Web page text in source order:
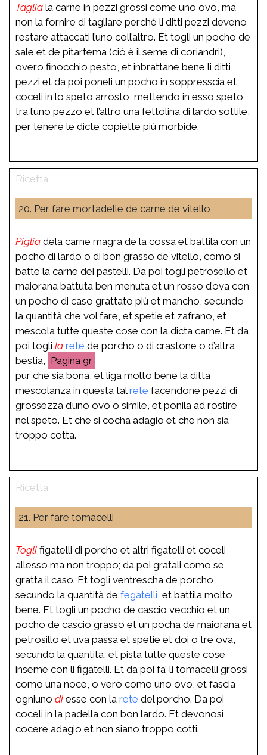
Taglia la carne in pezzi grossi come uno ovo, ma
non la fornire di tagliare perché li ditti pezzi deveno
restare attaccati l’uno coll’altro. Et togli un pocho de
sale et de pitartema (ciò è il seme di coriandri),
overo finocchio pesto, et inbrattane bene li ditti
pezzi et da poi poneli un pocho in soppresscia et
coceli in lo speto arrosto, mettendo in esso speto
tra l’uno pezzo et l’altro una fettolina di lardo sottile,
per tenere le dicte copiette più morbide.
20. Per fare mortadelle de carne de vitello
Piglia dela carne magra de la cossa et battila con un
pocho di lardo o di bon grasso de vitello, como si
batte la carne dei pastelli. Da poi togli petrosello et
maiorana battuta ben menuta et un rosso d’ova con
un pocho di caso grattato più et mancho, secundo
la quantità che vol fare, et spetie et zafrano, et
mescola tutte queste cose con la dicta carne. Et da
poi togli la rete de porcho o di crastone o d’altra
bestia,
9r
pur che sia bona, et liga molto bene la ditta
mescolanza in questa talrete facendone pezzi di
grossezza d’uno ovo o simile, et ponila ad rostire
nel speto. Et che si cocha adagio et che non sia
troppo cotta.
21. Per fare tomacelli
Togli figatelli di porcho et altri figatelli et coceli
allesso ma non troppo; da poi gratali como se
gratta il caso. Et togli ventrescha de porcho,
secundo la quantità de fegatelli , et battila molto
bene. Et togli un pocho de cascio vecchio et un
pocho de cascio grasso et un pocha de maiorana et
petrosillo et uva passa et spetie et doi o tre ova,
secundo la quantità, et pista tutte queste cose
inseme con li figatelli. Et da poi fa’ li tomacelli grossi
como una noce, o vero como uno ovo, et fascia
ogniuno di esse con la rete del porcho. Da poi
coceli in la padella con bon lardo. Et devonosi
cocere adagio et non siano troppo cotti.